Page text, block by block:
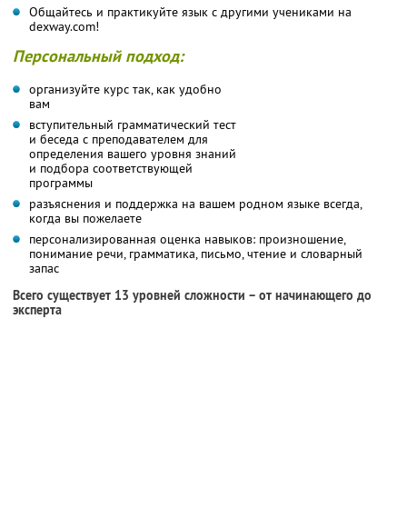
Общайтесь и практикуйте язык с другими учениками на
dexway.com!
Персональный подход:
организуйте курс так, как удобно
вам
вступительный грамматический тест
и беседа с преподавателем для
определения вашего уровня знаний
и подбора соответствующей
программы
разъяснения и поддержка на вашем родном языке всегда,
когда вы пожелаете
персонализированная оценка навыков: произношение,
понимание речи, грамматика, письмо, чтение и словарный
запас
Всего существует 13 уровней сложности – от начинающего до
эксперта